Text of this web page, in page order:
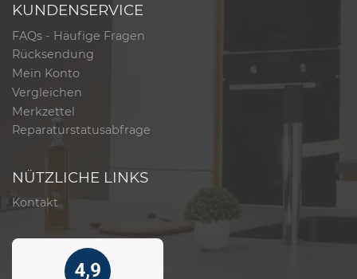
KUNDENSERVICE
FAQs - Häufige Fragen
Rücksendung
Mein Konto
Vergleichen
Merkzettel
Reparaturstatusabfrage
NÜTZLICHE LINKS
Kontakt